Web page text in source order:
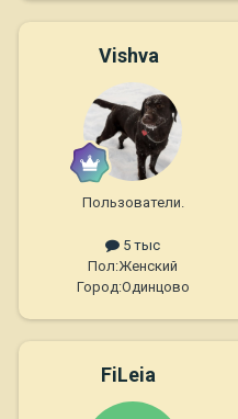
Vishva
Пользователи.
5 тыс
Пол:Женский
Город:Одинцово
FiLeia